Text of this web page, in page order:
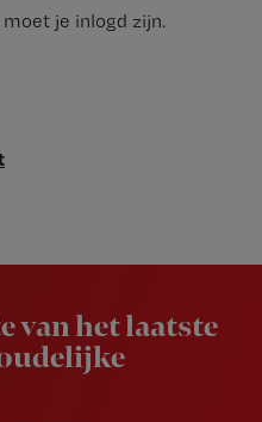
je inlogd zijn.
van het laatste